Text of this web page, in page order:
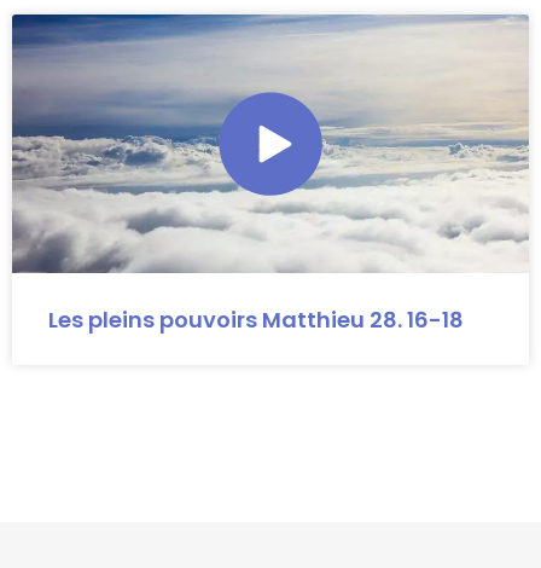
Les pleins pouvoirs Matthieu 28. 16-18